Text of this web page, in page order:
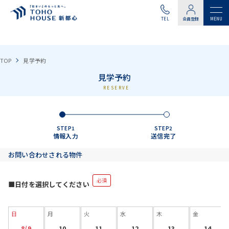
TEL 会員登録
TOP 見学予約
見学予約
RESERVE
STEP1
情報入力
STEP2
送信完了
お問い合わせされる物件
■日付を選択してください 必須
日 月 火 水 木 金